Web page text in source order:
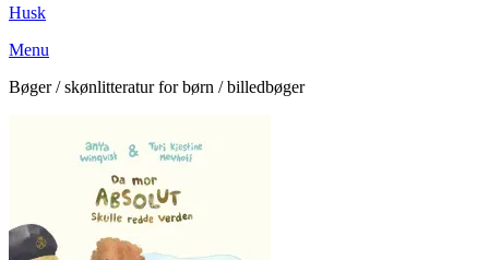
Husk
Menu
Bøger / skønlitteratur for børn / billedbøger